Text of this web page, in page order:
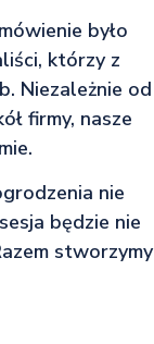
było
którzy z
Niezależnie od
firmy, nasze
nie
będzie nie
stworzymy